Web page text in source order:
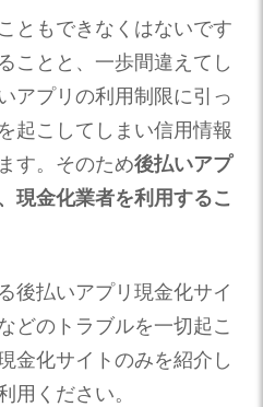
ともできなくはないです
ことと、一歩間違えてし
アプリの利用制限に引っ
起こしてしまい信用情報
す。そのため後払いアプ
現金化業者を利用するこ
後払いアプリ現金化サイ
どのトラブルを一切起こ
金化サイトのみを紹介し
用ください。